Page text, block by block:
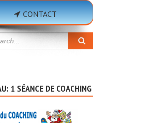
CONTACT
CLÉ
1 SÉANCE DE COACHING